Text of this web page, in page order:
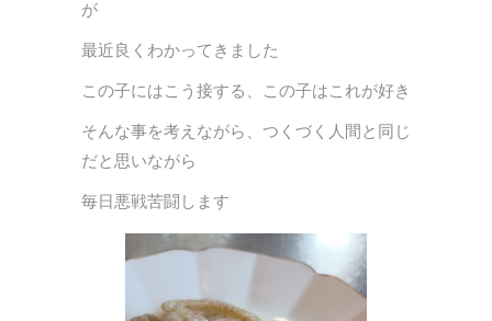
が
最近良くわかってきました
この子にはこう接する、この子はこれが好き
そんな事を考えながら、つくづく人間と同じ
だと思いながら
毎日悪戦苦闘します